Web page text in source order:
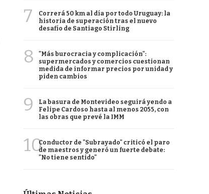
7
Correrá 50 km al día por todo Uruguay: la
historia de superación tras el nuevo
desafío de Santiago Stirling
8
"Más burocracia y complicación":
supermercados y comercios cuestionan
medida de informar precios por unidad y
piden cambios
9
La basura de Montevideo seguirá yendo a
Felipe Cardoso hasta al menos 2055, con
las obras que prevé la IMM
10Conductor de "Subrayado" criticó el paro
de maestros y generó un fuerte debate:
"No tiene sentido"